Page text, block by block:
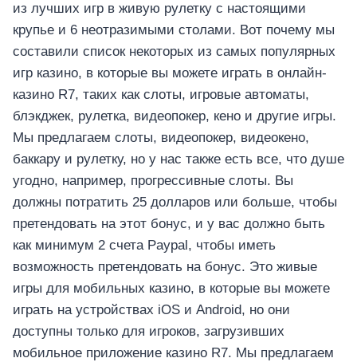
из лучших игр в живую рулетку с настоящими
крупье и 6 неотразимыми столами. Вот почему мы
составили список некоторых из самых популярных
игр казино, в которые вы можете играть в онлайн-
казино R7, таких как слоты, игровые автоматы,
блэкджек, рулетка, видеопокер, кено и другие игры.
Мы предлагаем слоты, видеопокер, видеокено,
баккару и рулетку, но у нас также есть все, что душе
угодно, например, прогрессивные слоты. Вы
должны потратить 25 долларов или больше, чтобы
претендовать на этот бонус, и у вас должно быть
как минимум 2 счета Paypal, чтобы иметь
возможность претендовать на бонус. Это живые
игры для мобильных казино, в которые вы можете
играть на устройствах iOS и Android, но они
доступны только для игроков, загрузивших
мобильное приложение казино R7. Мы предлагаем